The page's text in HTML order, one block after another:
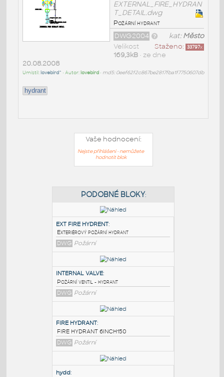
EXTERNAL_FIRE_HYDRAN
T_DETAIL.dwg
Požární hydrant
kat:Město
DWG2004
Staženo: 33797x
Velikost
169,3kB• ze dne
20.08.2008
Umístil: lovebird^ • Autor: lovebird• md5: 0eef62f2c867be2817fba1f7750607db
hydrant
Vaše hodnocení:
Nejste přihlášeni - nemůžete
hodnotit blok
PODOBNÉ BLOKY:
EXT FIRE HYDRENT:
Exteriérový požární hydrant
DWG Požární
INTERNAL VALVE:
Požární ventil - hydrant